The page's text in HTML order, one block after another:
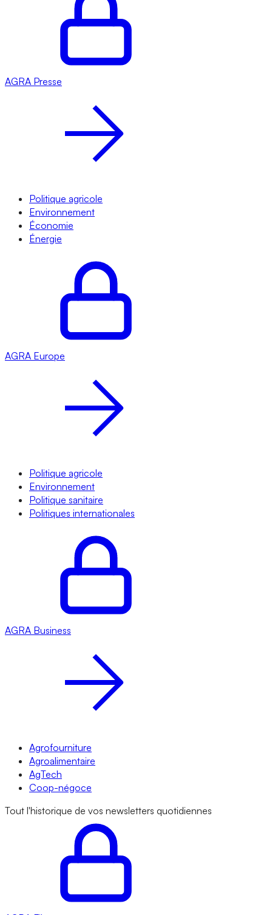
AGRA Presse
Politique agricole
Environnement
Économie
Énergie
AGRA Europe
Politique agricole
Environnement
Politique sanitaire
Politiques internationales
AGRA Business
Agrofourniture
Agroalimentaire
AgTech
Coop-négoce
Tout l'historique de vos newsletters quotidiennes